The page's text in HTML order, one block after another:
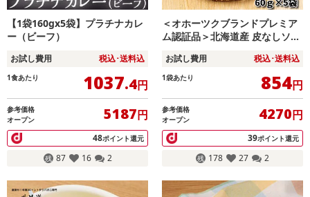
【1袋160gx5袋】プラチナカレ
ー（ビーフ）
お試し費用 税込･送料込
1食あたり 1037.4円
参考価格
オープン
5187円
48ポイント還元
87 16 2
＜オホーツクブランドプレミア
ム認証品＞北海道産 皮なしソフ
お試し費用 税込･送料込
1袋あたり 854円
参考価格
オープン
4270円
39ポイント還元
178 27 2